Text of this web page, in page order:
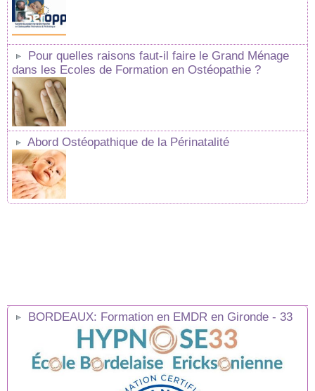
Pour quelles raisons faut-il faire le Grand Ménage
dans les Ecoles de Formation en Ostéopathie ?
Abord Ostéopathique de la Périnatalité
BORDEAUX: Formation en EMDR en Gironde - 33